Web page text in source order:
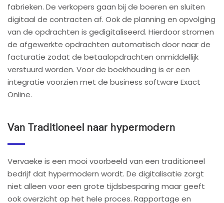
fabrieken. De verkopers gaan bij de boeren en sluiten
digitaal de contracten af. Ook de planning en opvolging
van de opdrachten is gedigitaliseerd. Hierdoor stromen
de afgewerkte opdrachten automatisch door naar de
facturatie zodat de betaalopdrachten onmiddellijk
verstuurd worden. Voor de boekhouding is er een
integratie voorzien met de business software Exact
Online.
Van Traditioneel naar hypermodern
Vervaeke is een mooi voorbeeld van een traditioneel
bedrijf dat hypermodern wordt. De digitalisatie zorgt
niet alleen voor een grote tijdsbesparing maar geeft
ook overzicht op het hele proces. Rapportage en